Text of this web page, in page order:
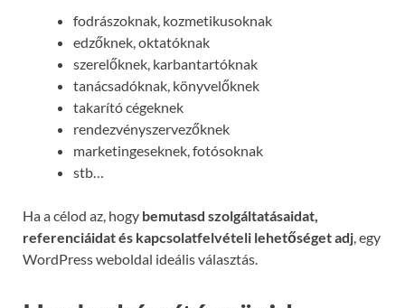
fodrászoknak, kozmetikusoknak
edzőknek, oktatóknak
szerelőknek, karbantartóknak
tanácsadóknak, könyvelőknek
takarító cégeknek
rendezvényszervezőknek
marketingeseknek, fotósoknak
stb…
Ha a célod az, hogy bemutasd szolgáltatásaidat,
referenciáidat és kapcsolatfelvételi lehetőséget adj , egy
WordPress weboldal ideális választás.